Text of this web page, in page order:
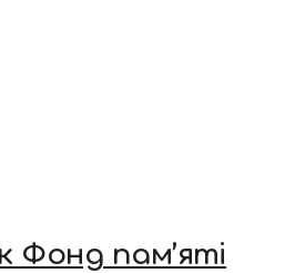
Фонд пам’яті